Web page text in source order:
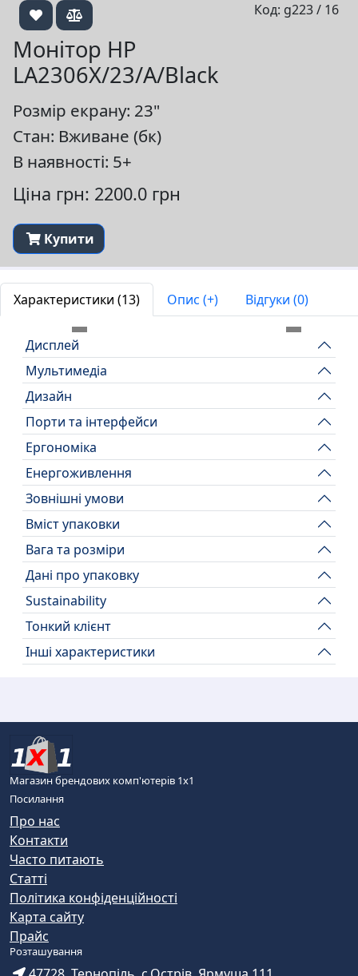
← →
Код: g223 / 16
Монітор HP
LA2306X/23/A/Black
Розмір екрану: 23"
Стан: Вживане (бк)
В наявності: 5+
Ціна грн: 2200.0 грн
Купити
Характеристики (13) Опис (+) Відгуки (0)
Дисплей
Мультимедіа
Дизайн
Порти та інтерфейси
Ергономіка
Енергоживлення
Зовнішні умови
Вміст упаковки
Вага та розміри
Дані про упаковку
Sustainability
Тонкий клієнт
Інші характеристики
Магазин брендових комп'ютерів 1х1
Посилання
Про нас
Контакти
Часто питають
Статті
Політика конфіденційності
Карта сайту
Прайс
Розташування